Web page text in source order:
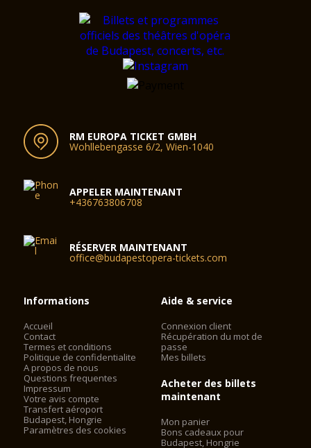
RM EUROPA TICKET GMBH
Wohllebengasse 6/2, Wien-1040
APPELER MAINTENANT
+436763806708
RÉSERVER MAINTENANT
office@budapestopera-tickets.com
Informations
Accueil
Contact
Termes et conditions
Politique de confidentialite
A propos de nous
Questions frequentes
Impressum
Votre avis compte
Transfert aéroport
Budapest, Hongrie
Paramètres des cookies
Aide & service
Connexion client
Récupération du mot de
passe
Mes billets
Acheter des billets
maintenant
Mon panier
Bons cadeaux pour
Budapest, Hongrie